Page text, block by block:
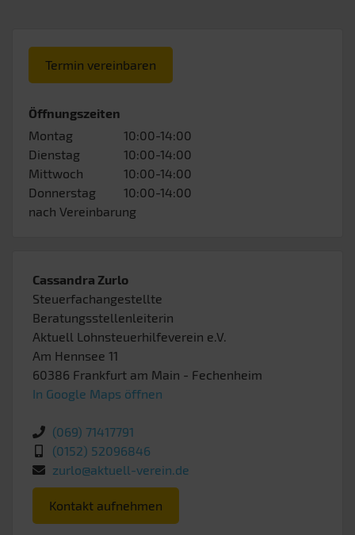
Termin vereinbaren
Öffnungszeiten
Montag
10:00-14:00
Dienstag
10:00-14:00
Mittwoch
10:00-14:00
Donnerstag
10:00-14:00
nach Vereinbarung
Cassandra Zurlo
Steuerfachangestellte
Beratungsstellenleiterin
Aktuell Lohnsteuerhilfeverein e.V.
Am Hennsee 11
60386 Frankfurt am Main - Fechenheim
In Google Maps öffnen
(069) 71417791
(0152) 52096846
zurlo@aktuell-verein.de
Kontakt aufnehmen